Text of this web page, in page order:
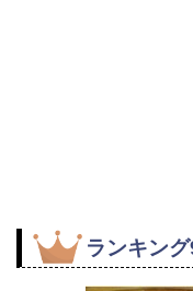
ランキン